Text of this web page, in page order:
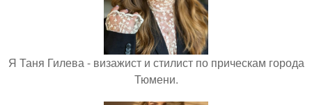
Я Таня Гилева - визажист и стилист по прическам города
Тюмени.